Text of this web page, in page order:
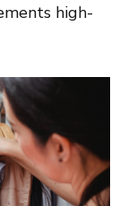
high-